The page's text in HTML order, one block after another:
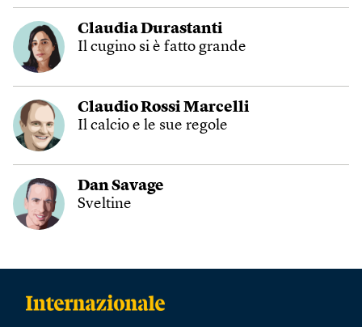
Claudia Durastanti
Il cugino si è fatto grande
Claudio Rossi Marcelli
Il calcio e le sue regole
Dan Savage
Sveltine